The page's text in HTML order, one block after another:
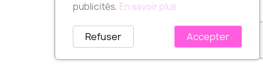
publicités. En savoir plus
Accepter
Refuser